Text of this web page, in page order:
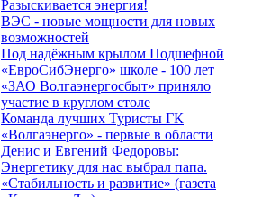
Разыскивается энергия!
ВЭС - новые мощности для новых
возможностей
Под надёжным крылом Подшефной
«ЕвроСибЭнерго» школе - 100 лет
«ЗАО Волгаэнергосбыт» приняло
участие в круглом столе
Команда лучших Туристы ГК
«Волгаэнерго» - первые в области
Денис и Евгений Федоровы:
Энергетику для нас выбрал папа.
«Стабильность и развитие» (газета